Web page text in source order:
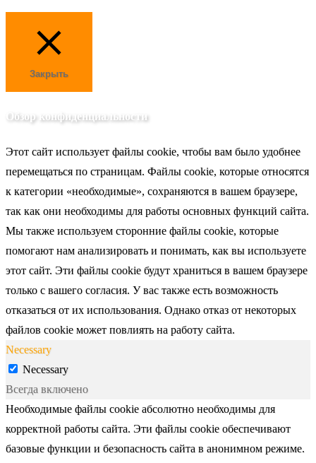
Закрыть
Обзор конфиденциальности
Этот сайт использует файлы cookie, чтобы вам было удобнее
перемещаться по страницам. Файлы cookie, которые относятся
к категории «необходимые», сохраняются в вашем браузере,
так как они необходимы для работы основных функций сайта.
Мы также используем сторонние файлы cookie, которые
помогают нам анализировать и понимать, как вы используете
этот сайт. Эти файлы cookie будут храниться в вашем браузере
только с вашего согласия. У вас также есть возможность
отказаться от их использования. Однако отказ от некоторых
файлов cookie может повлиять на работу сайта.
Necessary
Necessary
Всегда включено
Необходимые файлы cookie абсолютно необходимы для
корректной работы сайта. Эти файлы cookie обеспечивают
базовые функции и безопасность сайта в анонимном режиме.